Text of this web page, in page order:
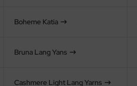
Boheme Katia
Bruna Lang Yans
Cashmere Light Lang Yarns